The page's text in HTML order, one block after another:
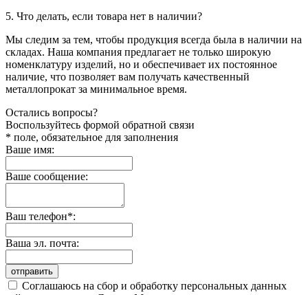
5. Что делать, если товара нет в наличии?
Мы следим за тем, чтобы продукция всегда была в наличии на
складах. Наша компания предлагает не только широкую
номенклатуру изделий, но и обеспечивает их постоянное
наличие, что позволяет вам получать качественный
металлопрокат за минимальное время.
Остались вопросы?
Воспользуйтесь формой обратной связи
* поле, обязательное для заполнения
Ваше имя:
Ваше сообщение:
Ваш телефон*:
Ваша эл. почта:
отправить
Соглашаюсь на сбор и обработку персональных данных